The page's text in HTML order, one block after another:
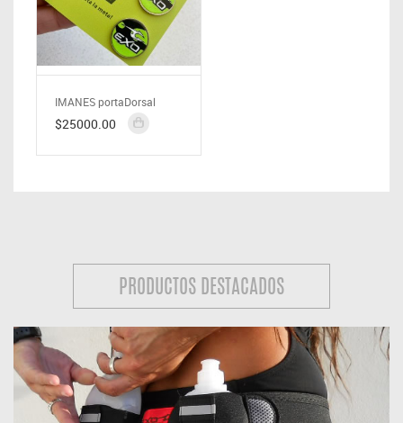
IMANES portaDorsal
$25000.00
PRODUCTOS DESTACADOS